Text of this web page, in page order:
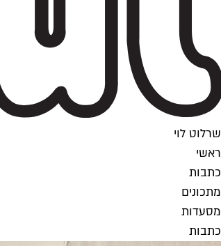
שרלוט לוי
ראשי
כתבות
מתכונים
מסעדות
כתבות